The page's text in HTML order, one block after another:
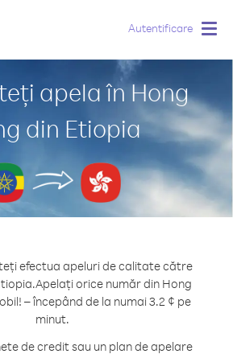
Autentificare
apela în Hong
din Etiopia
efectua apeluri de calitate către
Apelați orice număr din Hong
– începând de la numai 3.2 ¢ pe
minut.
de credit sau un plan de apelare